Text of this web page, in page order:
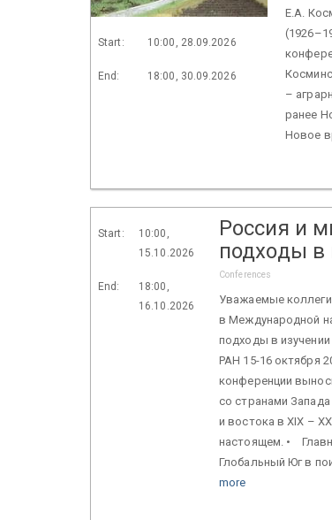
Start: 10:00, 28.09.2026
End: 18:00, 30.09.2026
Е.А.
–
ранее
Новое
Start:
10:00,
15.10.2026
End:
18:00,
16.10.2026
Россия и
подходы
Conferences
Уважаемые
в Международной
подходы в
РАН 15-16 октября
конференции
со странами
и востока в XIX –
настоящем. •
Глобальный Юг в
more